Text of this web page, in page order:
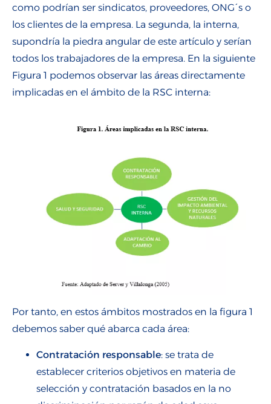
como podrían ser sindicatos, proveedores, ONG´s o
los clientes de la empresa. La segunda, la interna,
supondría la piedra angular de este artículo y serían
todos los trabajadores de la empresa. En la siguiente
Figura 1 podemos observar las áreas directamente
implicadas en el ámbito de la RSC interna:
Por tanto, en estos ámbitos mostrados en la figura 1
debemos saber qué abarca cada área:
Contratación responsable: se trata de
establecer criterios objetivos en materia de
selección y contratación basados en la no